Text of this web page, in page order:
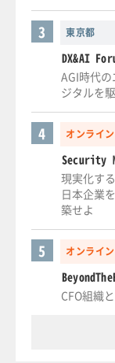
東京都
3
DX&AI
AGI時代
ジタルを
オンライン
4
Security
現実化す
日本企業
築せよ
オンライン
5
CFO組織